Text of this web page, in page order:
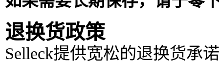
退换货政策
Selleck提供宽松的退换货承